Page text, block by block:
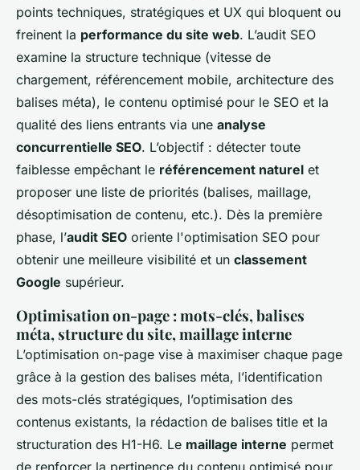
points techniques, stratégiques et UX qui bloquent ou
freinent la performance du site web. L’audit SEO
examine la structure technique (vitesse de
chargement, référencement mobile, architecture des
balises méta), le contenu optimisé pour le SEO et la
qualité des liens entrants via une analyse
concurrentielle SEO. L’objectif : détecter toute
faiblesse empêchant le référencement naturel et
proposer une liste de priorités (balises, maillage,
désoptimisation de contenu, etc.). Dès la première
phase, l’audit SEO oriente l'optimisation SEO pour
obtenir une meilleure visibilité et un classement
Google supérieur.
Optimisation on-page : mots-clés, balises
méta, structure du site, maillage interne
L’optimisation on-page vise à maximiser chaque page
grâce à la gestion des balises méta, l’identification
des mots-clés stratégiques, l’optimisation des
contenus existants, la rédaction de balises title et la
structuration des H1-H6. Le maillage interne permet